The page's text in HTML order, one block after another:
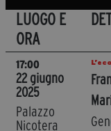
Mostra 3D -
Il Diritto di
Archivio Storico
Contatti
LUOGO E
ORA
17:00
22 giugno
2025
Palazzo
Nicotera